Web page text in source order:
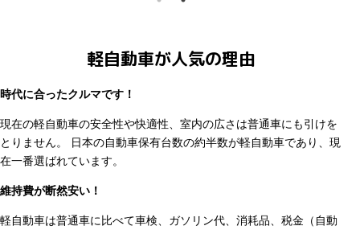
軽自動車が人気の理由
時代に合ったクルマです！
現在の軽自動車の安全性や快適性、室内の広さは普通車にも引けを
とりません。 日本の自動車保有台数の約半数が軽自動車であり、現
在一番選ばれています。
維持費が断然安い！
軽自動車は普通車に比べて車検、ガソリン代、消耗品、税金（自動